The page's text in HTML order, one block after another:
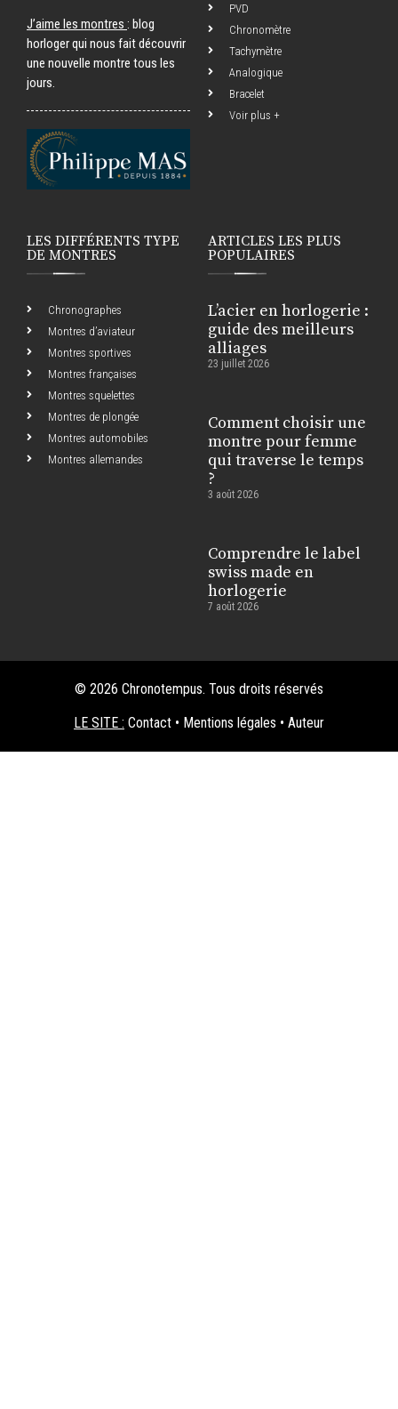
J’aime les montres : blog
horloger qui nous fait découvrir
une nouvelle montre tous les
jours.
PVD
Chronomètre
Tachymètre
Analogique
Bracelet
Voir plus +
LES DIFFÉRENTS TYPE
DE MONTRES
Chronographes
Montres d’aviateur
Montres sportives
Montres françaises
Montres squelettes
Montres de plongée
Montres automobiles
Montres allemandes
ARTICLES LES PLUS
POPULAIRES
L’acier en horlogerie :
guide des meilleurs
alliages
23 juillet 2026
Comment choisir une
montre pour femme
qui traverse le temps
?
3 août 2026
Comprendre le label
swiss made en
horlogerie
7 août 2026
© 2026 Chronotempus. Tous droits réservés
LE SITE : Contact • Mentions légales • Auteur